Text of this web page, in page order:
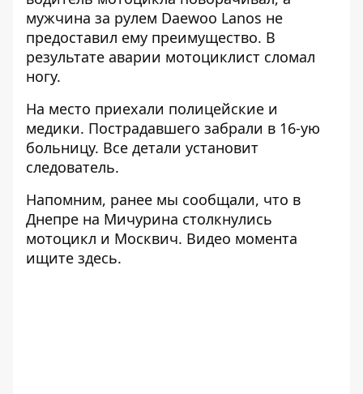
мужчина за рулем Daewoo Lanos не
предоставил ему преимущество. В
результате аварии мотоциклист сломал
ногу.
На место приехали полицейские и
медики. Пострадавшего забрали в 16-ую
больницу. Все детали установит
следователь.
Напомним, ранее мы сообщали, что в
Днепре на Мичурина столкнулись
мотоцикл и Москвич. Видео момента
ищите здесь.